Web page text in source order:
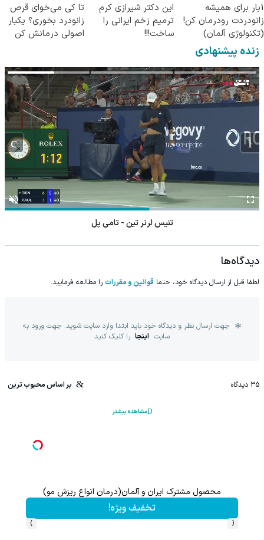
1بار برای همیشه
زانودردت رودرمان کن!
(تکنولوژی آلمان)
◂پرسشنامه▸
این دکتر شیرازی کرم
ترمیم زخم ایرانی را
ساخت!!!
تا کی می‌خوای قرص
زانودرد بخوری؟ یکبار
اصولی درمانش کن
زنده پیشنهادی
تنیس لرنر تین - تامی پل
دیدگاه‌ها
لطفا قبل از ارسال دیدگاه خود، حتما قوانین و مقررات را مطالعه فرمایید.
جهت ارسال نظر و دیدگاه خود باید ابتدا وارد سایت شوید. جهت ورود به
سایت اینجا را کلیک کنید
35 دیدگاه بر اساس محبوب ترین
مشاهده بیشتر
محصول مشترک ایران و آلمان(درمان انواع ریزش مو)
تخفیف ویژه!
‹
›